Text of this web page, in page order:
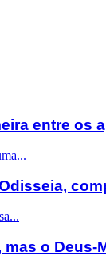
entre os
o